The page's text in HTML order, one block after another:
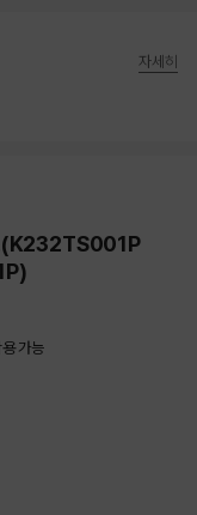
자세히
(K232TS001P
가능